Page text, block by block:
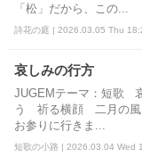
「松」だから、この...
詩花の庭 | 2026.03.05 Thu
哀しみの行方
JUGEMテーマ：短歌
う 祈る横顔 二月の風
お参りに行きま...
短歌の小路 | 2026.03.04 Wed